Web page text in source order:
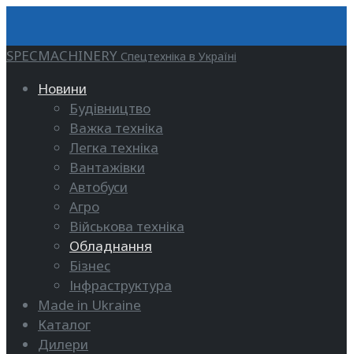
SPECMACHINERY Спецтехніка в Україні
Новини
Будівництво
Важка техніка
Легка техніка
Вантажівки
Автобуси
Агро
Військова техніка
Обладнання
Бізнес
Інфраструктура
Made in Ukraine
Каталог
Дилери